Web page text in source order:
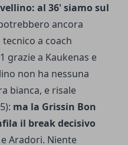
al 36' siamo sul
ancora
a coach
grazie a Kaukenas e
non ha nessuna
bianca, e risale
ma la Grissin Bon
il break decisivo
Aradori. Niente